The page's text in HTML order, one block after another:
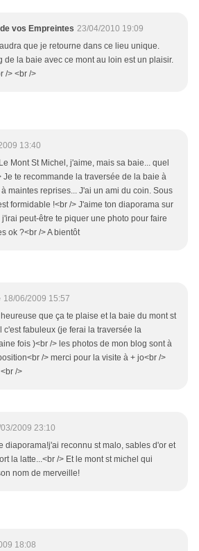
vos Empreintes 23/04/2010 19:09
que je retourne dans ce lieu unique.
de la baie avec ce mont au loin est un plaisir.
/> <br />
13:40
Mont St Michel, j'aime, mais sa baie... quel
Je te recommande la traversée de la baie à
maintes reprises... J'ai un ami du coin. Sous
formidable !<br /> J'aime ton diaporama sur
j'irai peut-être te piquer une photo pour faire
ok ?<br /> A bientôt
18/06/2009 15:57
que ça te plaise et la baie du mont st
c'est fabuleux (je ferai la traversée la
fois )<br /> les photos de mon blog sont à
/> merci pour la visite à + jo<br />
/>
2009 23:10
diaporama!j'ai reconnu st malo, sables d'or et
la latte...<br /> Et le mont st michel qui
nom de merveille!
18:08